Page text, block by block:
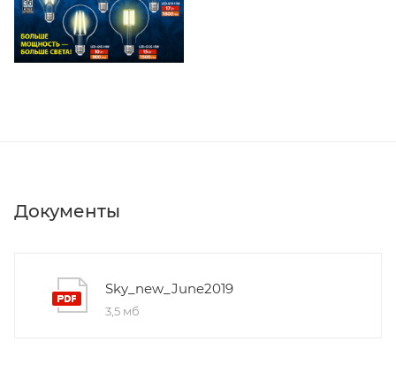
Документы
Sky_new_June2019
3,5 мб